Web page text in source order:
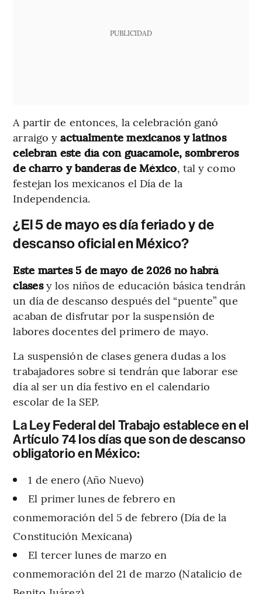
PUBLICIDAD
A partir de entonces, la celebración ganó
arraigo yactualmente mexicanos y latinos
celebran este día con guacamole, sombreros
de charro y banderas de México, tal y como
festejan los mexicanos el Día de la
Independencia.
¿El 5 de mayo es día feriado y de
descanso oficial en México?
Este martes 5 de mayo de 2026 no habrá
clasesy los niños de educación básica tendrán
un día de descanso después del “puente” que
acaban de disfrutar por la suspensión de
labores docentes del primero de mayo.
La suspensión de clases genera dudas a los
trabajadores sobre si tendrán que laborar ese
día al ser un día festivo en el calendario
escolar de la SEP.
La Ley Federal del Trabajo establece en el
Artículo 74 los días que son de descanso
obligatorio en México:
1 de enero (Año Nuevo)
El primer lunes de febrero en
conmemoración del 5 de febrero (Día de la
Constitución Mexicana)
El tercer lunes de marzo en
conmemoración del 21 de marzo (Natalicio de